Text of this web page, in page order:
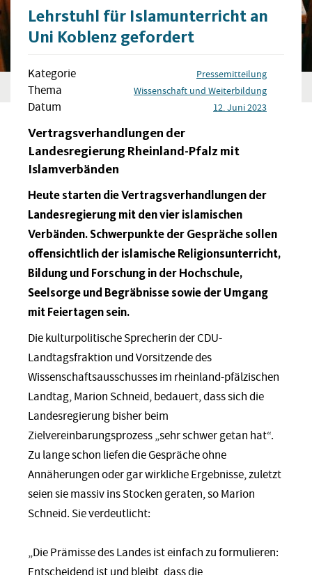
Lehrstuhl für Islamunterricht an
Uni Koblenz gefordert
Kategorie Pressemitteilung
Thema Wissenschaft und Weiterbildung
Datum 12. Juni 2023
Vertragsverhandlungen der
Landesregierung Rheinland-Pfalz mit
Islamverbänden
Heute starten die Vertragsverhandlungen der
Landesregierung mit den vier islamischen
Verbänden. Schwerpunkte der Gespräche sollen
offensichtlich der islamische Religionsunterricht,
Bildung und Forschung in der Hochschule,
Seelsorge und Begräbnisse sowie der Umgang
mit Feiertagen sein.
Die kulturpolitische Sprecherin der CDU-
Landtagsfraktion und Vorsitzende des
Wissenschaftsausschusses im rheinland-pfälzischen
Landtag, Marion Schneid, bedauert, dass sich die
Landesregierung bisher beim
Zielvereinbarungsprozess „sehr schwer getan hat“.
Zu lange schon liefen die Gespräche ohne
Annäherungen oder gar wirkliche Ergebnisse, zuletzt
seien sie massiv ins Stocken geraten, so Marion
Schneid. Sie verdeutlicht:
„Die Prämisse des Landes ist einfach zu formulieren:
Entscheidend ist und bleibt, dass die